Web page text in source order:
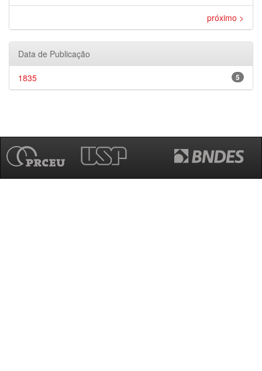
próximo >
Data de Publicação
5
1835